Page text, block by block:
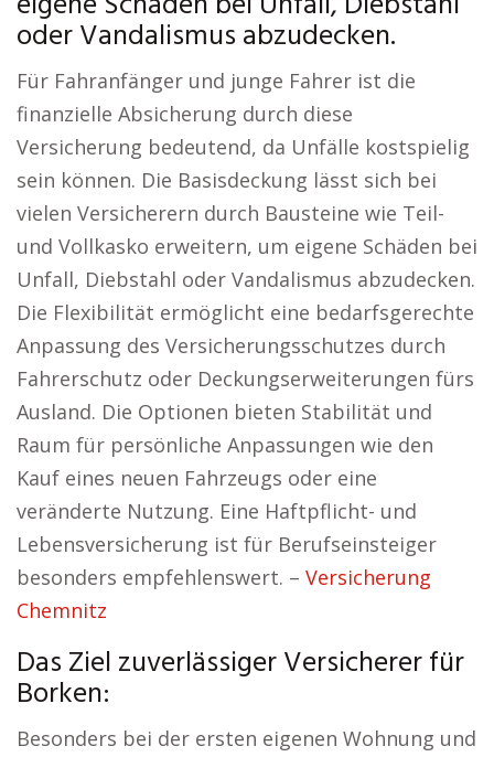
oder Vandalismus abzudecken.
Für Fahranfänger und junge Fahrer ist die
finanzielle Absicherung durch diese
Versicherung bedeutend, da Unfälle kostspielig
sein können. Die Basisdeckung lässt sich bei
vielen Versicherern durch Bausteine wie Teil-
und Vollkasko erweitern, um eigene Schäden bei
Unfall, Diebstahl oder Vandalismus abzudecken.
Die Flexibilität ermöglicht eine bedarfsgerechte
Anpassung des Versicherungsschutzes durch
Fahrerschutz oder Deckungserweiterungen fürs
Ausland. Die Optionen bieten Stabilität und
Raum für persönliche Anpassungen wie den
Kauf eines neuen Fahrzeugs oder eine
veränderte Nutzung. Eine Haftpflicht- und
Lebensversicherung ist für Berufseinsteiger
besonders empfehlenswert. – Versicherung
Chemnitz
Das Ziel zuverlässiger Versicherer für
Borken:
Besonders bei der ersten eigenen Wohnung und